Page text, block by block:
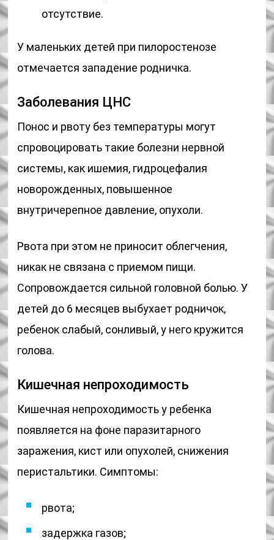
отсутствие.
У маленьких детей при пилоростенозе
отмечается западение родничка.
Заболевания ЦНС
Понос и рвоту без температуры могут
спровоцировать такие болезни нервной
системы, как ишемия, гидроцефалия
новорожденных, повышенное
внутричерепное давление, опухоли.
Рвота при этом не приносит облегчения,
никак не связана с приемом пищи.
Сопровождается сильной головной болью. У
детей до 6 месяцев выбухает родничок,
ребенок слабый, сонливый, у него кружится
голова.
Кишечная непроходимость
Кишечная непроходимость у ребенка
появляется на фоне паразитарного
заражения, кист или опухолей, снижения
перистальтики. Симптомы:
рвота;
задержка газов;